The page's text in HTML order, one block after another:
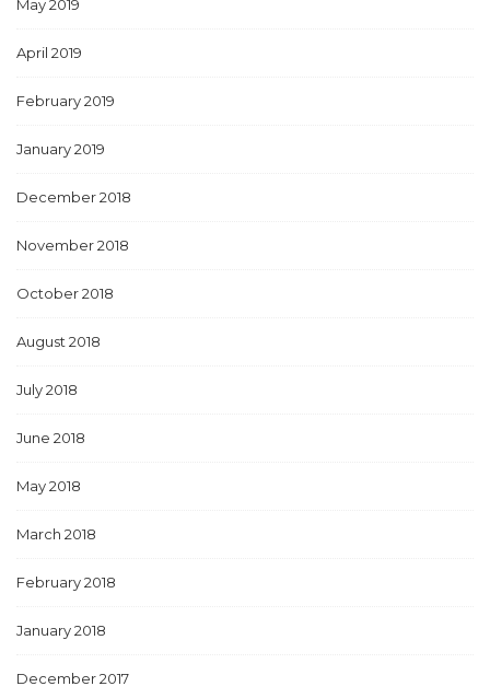
May 2019
April 2019
February 2019
January 2019
December 2018
November 2018
October 2018
August 2018
July 2018
June 2018
May 2018
March 2018
February 2018
January 2018
December 2017